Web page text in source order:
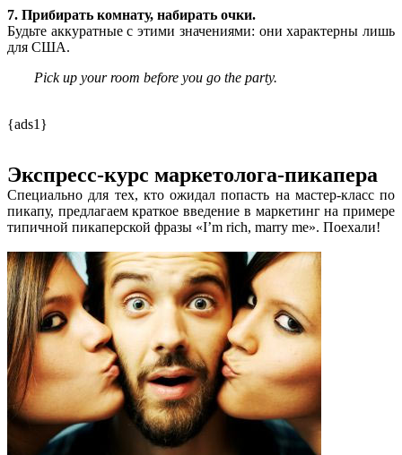
7. Прибирать комнату, набирать очки.
Будьте аккуратные с этими значениями: они характерны лишь
для США.
Pick up your room before you go the party.
{ads1}
Экспресс-курс маркетолога-пикапера
Специально для тех, кто ожидал попасть на мастер-класс по
пикапу, предлагаем краткое введение в маркетинг на примере
типичной пикаперской фразы «I’m rich, marry me». Поехали!